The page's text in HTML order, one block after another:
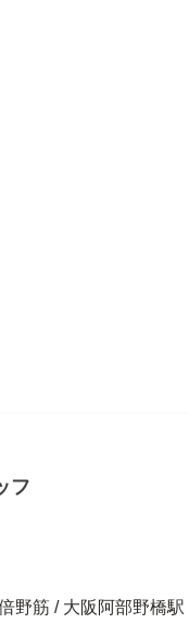
フ
野筋 / 大阪阿部野橋駅